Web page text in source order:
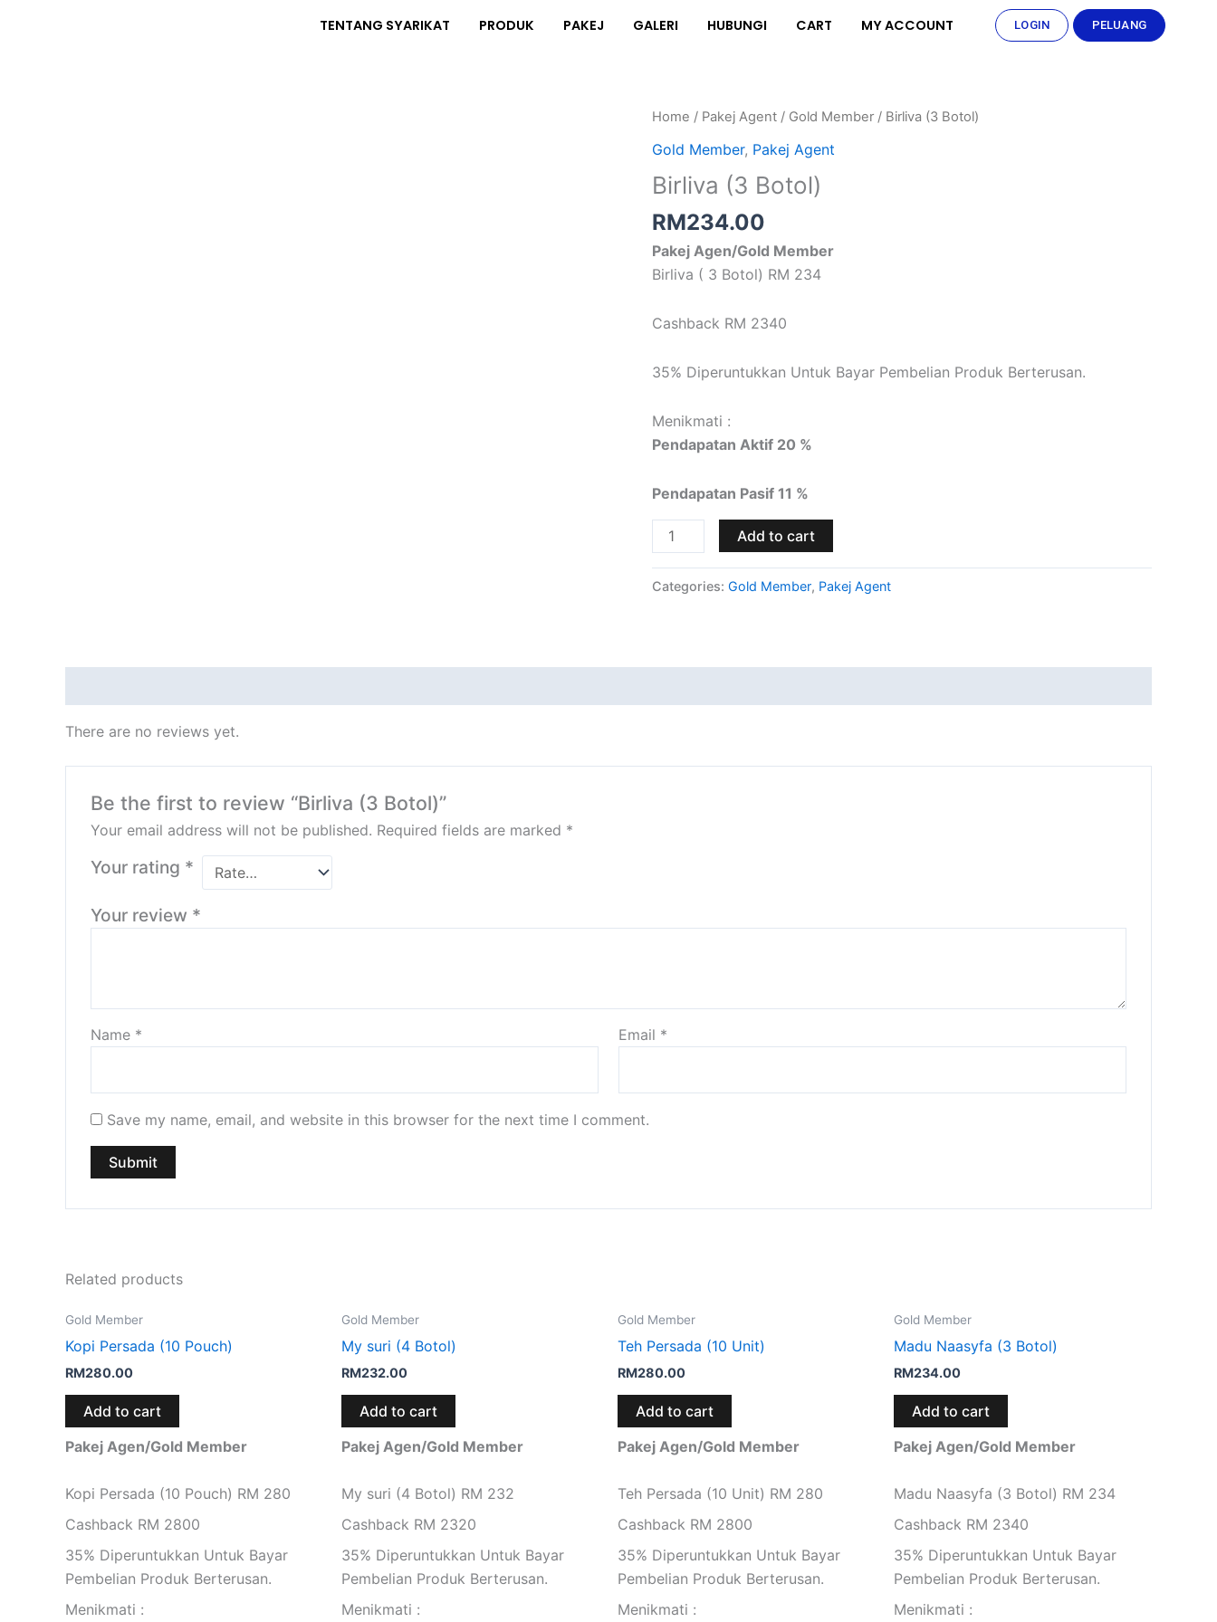
TENTANG SYARIKAT PRODUK PAKEJ GALERI HUBUNGI CART MY ACCOUNT LOGIN PELUANG
Home / Pakej Agent / Gold Member / Birliva (3 Botol)
Gold Member, Pakej Agent
Birliva (3 Botol)
RM234.00
Pakej Agen/Gold Member
Birliva ( 3 Botol) RM 234
Cashback RM 2340
35% Diperuntukkan Untuk Bayar Pembelian Produk Berterusan.
Menikmati :
Pendapatan Aktif 20 %
Pendapatan Pasif 11 %
Birliva
(3
quantity
Add to cart
Categories: Gold Member, Pakej Agent
There are no reviews yet.
Be the first to review “Birliva (3 Botol)”
Your email address will not be published. Required fields are marked *
Your rating *
Your review *
Name * Email *
Save my name, email, and website in this browser for the next time I comment.
Related products
Gold Member
Kopi Persada (10 Pouch)
RM280.00
Add to cart
Pakej Agen/Gold Member
Kopi Persada (10 Pouch) RM 280
Cashback RM 2800
35% Diperuntukkan Untuk Bayar
Pembelian Produk Berterusan.
Menikmati :
Gold Member
My suri (4 Botol)
RM232.00
Add to cart
Pakej Agen/Gold Member
My suri (4 Botol) RM 232
Cashback RM 2320
35% Diperuntukkan Untuk Bayar
Pembelian Produk Berterusan.
Menikmati :
Gold Member
Teh Persada (10 Unit)
RM280.00
Add to cart
Pakej Agen/Gold Member
Teh Persada (10 Unit) RM 280
Cashback RM 2800
35% Diperuntukkan Untuk Bayar
Pembelian Produk Berterusan.
Menikmati :
Gold Member
Madu Naasyfa (3 Botol)
RM234.00
Add to cart
Pakej Agen/Gold Member
Madu Naasyfa (3 Botol) RM 234
Cashback RM 2340
35% Diperuntukkan Untuk Bayar
Pembelian Produk Berterusan.
Menikmati :